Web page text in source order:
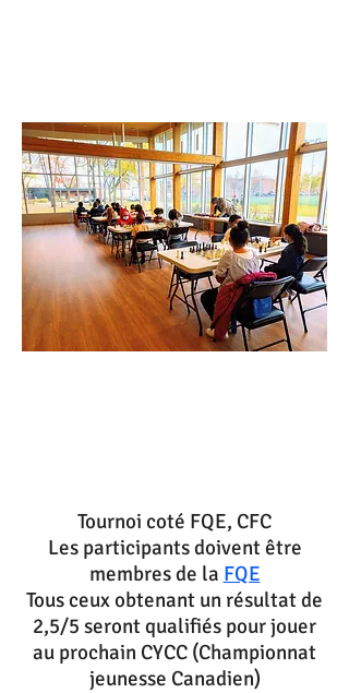
Tournoi coté FQE, CFC
Les participants doivent être
membres de la FQE
Tous ceux obtenant un résultat de
2,5/5 seront qualifiés pour jouer
au prochain CYCC (Championnat
jeunesse Canadien)